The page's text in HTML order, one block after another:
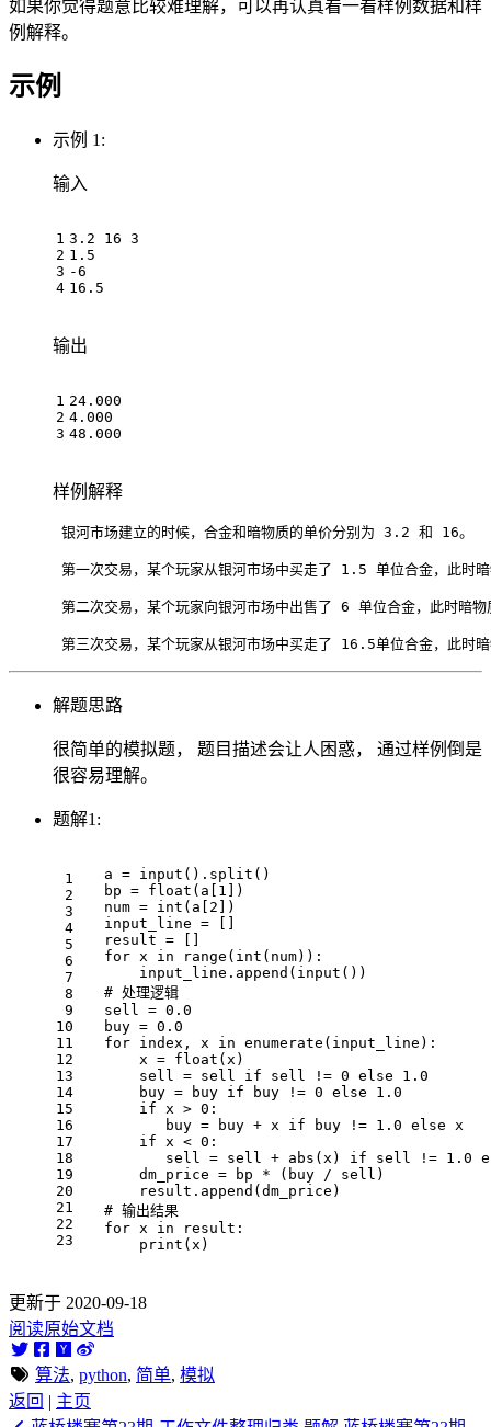
如果你觉得题意比较难理解，可以再认真看一看样例数据和样
例解释。
示例
示例 1:
输入
3.2 16 3
1.5
-6
输出
24.000
4.000
样例解释
银河市场建立的时候，合金和暗物质的单价分别为 3.2 和 16。
第一次交易，某个玩家从银河市场中买走了 1.5 单位合金，
第二次交易，某个玩家向银河市场中出售了 6 单位合金，此
解题思路
很简单的模拟题， 题目描述会让人困惑， 通过样例倒是
很容易理解。
题解1:
a = input () . split ()
bp = float ( a 1 ])
num = int ( a 2 ])
input_line =
result =
for x in range ( int ( num)):
input_line . append ( input ())
# 处理逻辑
sell = 0.0
buy = 0.0
for index , x in enumerate ( input_line ):
x = float ( x )
sell = sell if sell != 0 else
1.0
buy = buy if buy != 0 else
1.0
if x > 0 :
buy = buy + x if buy != 1.0 else x
if x < 0 :
sell = sell + abs ( x ) if sell != 1.0
dm_price = bp * ( buy / sell )
result . append ( dm_price )
# 输出结果
for x in result :
print ( x )
更新于 2020-09-18
阅读原始文档
算法, python, 简单, 模拟
返回 | 主页